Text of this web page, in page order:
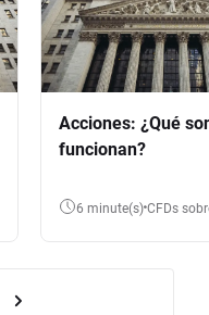
Acciones: ¿Qué
funcionan?
6 minute(s) CFDs